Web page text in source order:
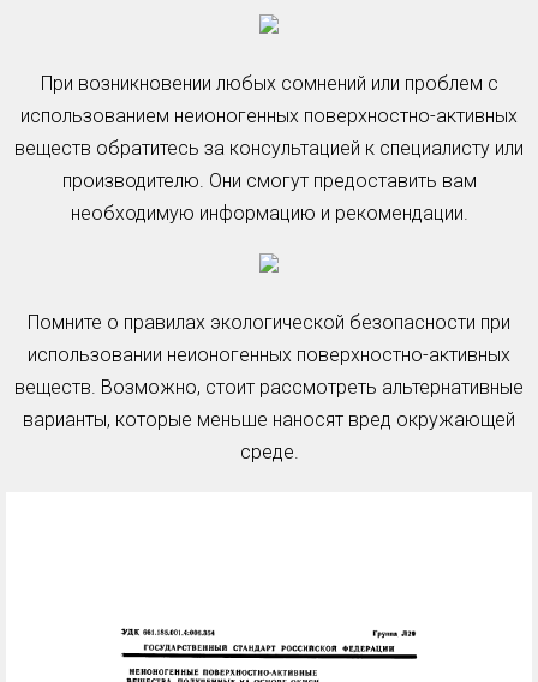
При возникновении любых сомнений или проблем с
использованием неионогенных поверхностно-активных
веществ обратитесь за консультацией к специалисту или
производителю. Они смогут предоставить вам
необходимую информацию и рекомендации.
Помните о правилах экологической безопасности при
использовании неионогенных поверхностно-активных
веществ. Возможно, стоит рассмотреть альтернативные
варианты, которые меньше наносят вред окружающей
среде.